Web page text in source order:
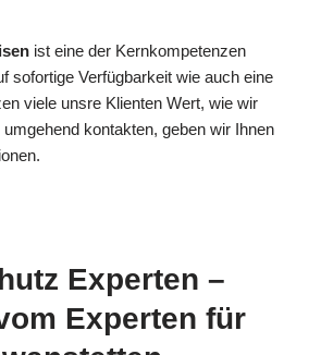
ist eine der Kernkompetenzen
sofortige Verfügbarkeit wie auch eine
viele unsre Klienten Wert, wie wir
kontakten, geben wir Ihnen
Experten –
Experten für